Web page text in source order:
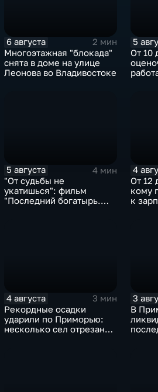
6 августа
2 мин
Многоэтажная "блокада"
снята в доме на улице
Леонова во Владивостоке
5
От 10
5 августа
4 мин
"От судьбы не
укатишься": фильм
"Последний богатырь.
4
От 12
кому
к
4 августа
3 мин
Рекордные осадки
ударили по Приморью:
несколько сел отрезано
3
В